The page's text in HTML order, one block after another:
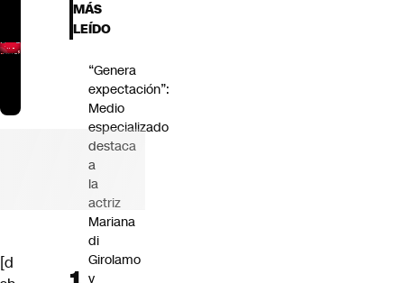
[d
MÁS
LEÍDO
“Genera
expectación”:
Medio
especializado
destaca
a
la
actriz
Mariana
di
Girolamo
y